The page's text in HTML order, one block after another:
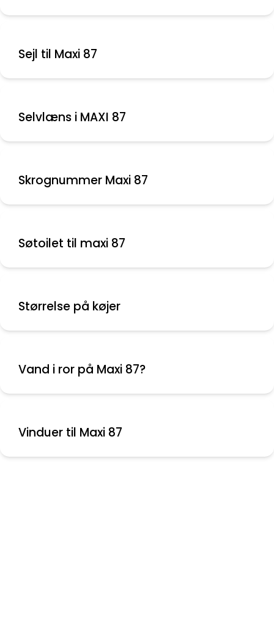
Sejl til Maxi 87
Selvlæns i MAXI 87
Skrognummer Maxi 87
Søtoilet til maxi 87
Størrelse på køjer
Vand i ror på Maxi 87?
Vinduer til Maxi 87